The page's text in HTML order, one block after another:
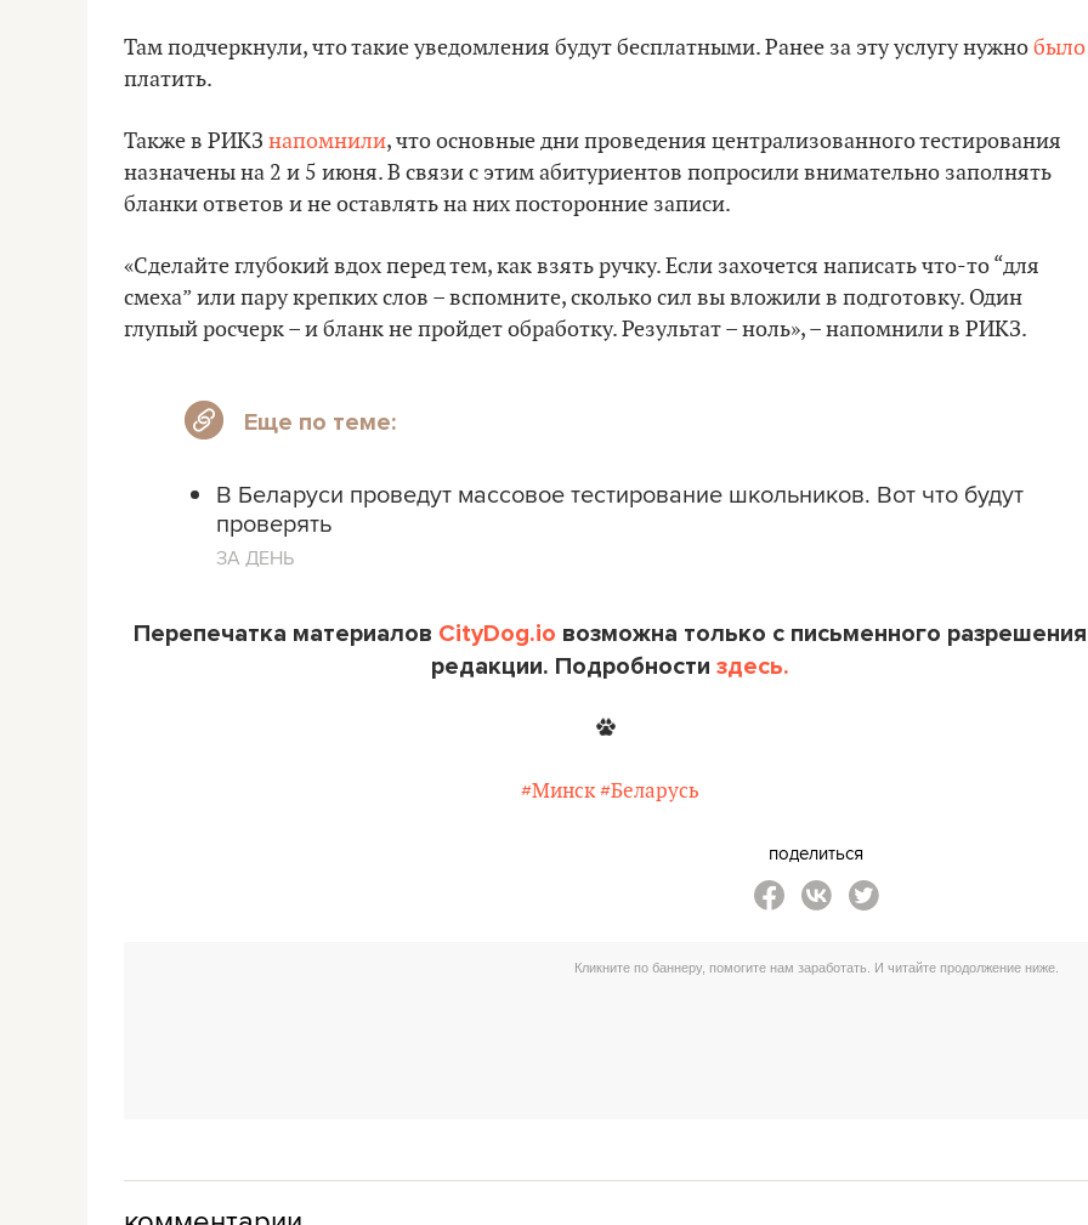
Там подчеркнули, что такие уведомления будут бесплатными. Ранее за эту услугу нужнобыло
платить.
Также в РИКЗ напомнили, что основные дни проведения централизованного тестирования
назначены на 2 и 5 июня. В связи с этим абитуриентов попросили внимательно заполнять
бланки ответов и не оставлять на них посторонние записи.
«Сделайте глубокий вдох перед тем, как взять ручку. Если захочется написать что-то “для
смеха” или пару крепких слов – вспомните, сколько сил вы вложили в подготовку. Один
глупый росчерк – и бланк не пройдет обработку. Результат – ноль», – напомнили в РИКЗ.
Еще по теме:
В Беларуси проведут массовое тестирование школьников. Вот что будут
проверять
ЗА ДЕНЬ
Перепечатка материалов CityDog.io возможна только с письменного разрешения
редакции. Подробности здесь.
#Минск #Беларусь
поделиться